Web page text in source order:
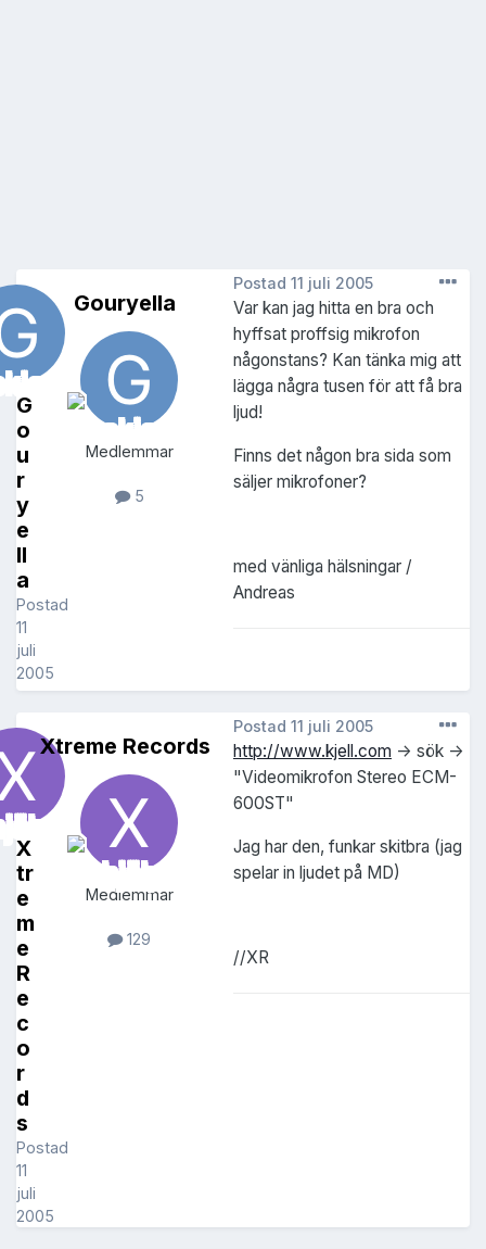
G
o
u
r
y
e
ll
a
Postad
11
juli
2005
Gouryella
Medlemmar
5
Postad 11 juli 2005
Var kan jag hitta en bra och
hyffsat proffsig mikrofon
någonstans? Kan tänka mig att
lägga några tusen för att få bra
ljud!
Finns det någon bra sida som
säljer mikrofoner?
med vänliga hälsningar /
Andreas
X
tr
e
m
e
R
e
c
o
r
d
s
Postad
11
juli
2005
Xtreme Records
Medlemmar
129
Postad 11 juli 2005
http://www.kjell.com -> sök ->
"Videomikrofon Stereo ECM-
600ST"
Jag har den, funkar skitbra (jag
spelar in ljudet på MD)
//XR